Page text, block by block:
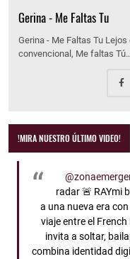
Gerina - Me Faltas Tu
Gerina - Me Faltas Tu
convencional, Me faltas
!MIRA NUESTRO ÚLTIMO VIDEO!
radar 🚨 RAYmi
a una nueva era con
viaje entre el
invita a soltar,
combina identidad